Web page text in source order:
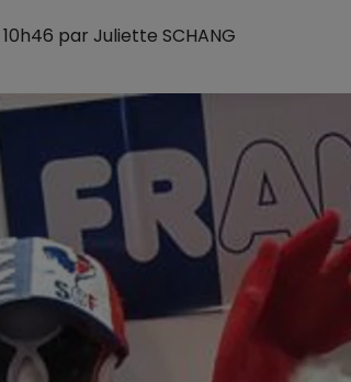
10h46 par Juliette SCHANG